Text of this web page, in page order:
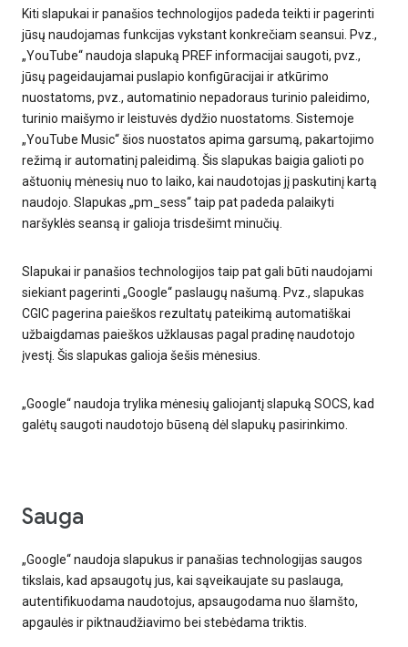
Kiti slapukai ir panašios technologijos padeda teikti ir pagerinti
jūsų naudojamas funkcijas vykstant konkrečiam seansui. Pvz.,
„YouTube“ naudoja slapuką PREF informacijai saugoti, pvz.,
jūsų pageidaujamai puslapio konfigūracijai ir atkūrimo
nuostatoms, pvz., automatinio nepadoraus turinio paleidimo,
turinio maišymo ir leistuvės dydžio nuostatoms. Sistemoje
„YouTube Music“ šios nuostatos apima garsumą, pakartojimo
režimą ir automatinį paleidimą. Šis slapukas baigia galioti po
aštuonių mėnesių nuo to laiko, kai naudotojas jį paskutinį kartą
naudojo. Slapukas „pm_sess“ taip pat padeda palaikyti
naršyklės seansą ir galioja trisdešimt minučių.
Slapukai ir panašios technologijos taip pat gali būti naudojami
siekiant pagerinti „Google“ paslaugų našumą. Pvz., slapukas
CGIC pagerina paieškos rezultatų pateikimą automatiškai
užbaigdamas paieškos užklausas pagal pradinę naudotojo
įvestį. Šis slapukas galioja šešis mėnesius.
„Google“ naudoja trylika mėnesių galiojantį slapuką SOCS, kad
galėtų saugoti naudotojo būseną dėl slapukų pasirinkimo.
Sauga
„Google“ naudoja slapukus ir panašias technologijas saugos
tikslais, kad apsaugotų jus, kai sąveikaujate su paslauga,
autentifikuodama naudotojus, apsaugodama nuo šlamšto,
apgaulės ir piktnaudžiavimo bei stebėdama triktis.